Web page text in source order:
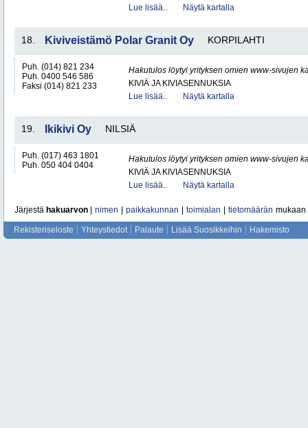
Lue lisää..
Näytä kartalla
18. Kiviveistämö Polar Granit Oy KORPILAHTI
Puh. (014) 821 234
Puh. 0400 546 586
Faksi (014) 821 233
Hakutulos löytyi yrityksen omien www-sivujen
KIVIÄ JA KIVIASENNUKSIA
Lue lisää..
Näytä kartalla
19. Ikikivi Oy NILSIÄ
Puh. (017) 463 1801
Puh. 050 404 0404
Hakutulos löytyi yrityksen omien www-sivujen
KIVIÄ JA KIVIASENNUKSIA
Lue lisää..
Näytä kartalla
Järjestä hakuarvon nimen paikkakunnan toimialan tietomäärän mukaan
Rekisteriseloste Yhteystiedot Palaute Lisää Suosikkeihin Hakemisto